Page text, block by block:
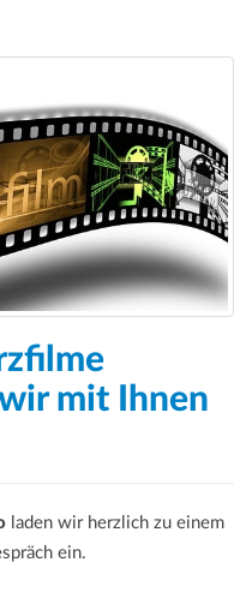
mit Ihnen
laden wir herzlich zu einem
ein.